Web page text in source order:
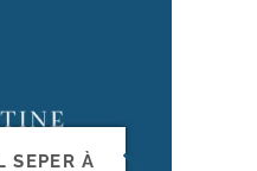
SEPER À